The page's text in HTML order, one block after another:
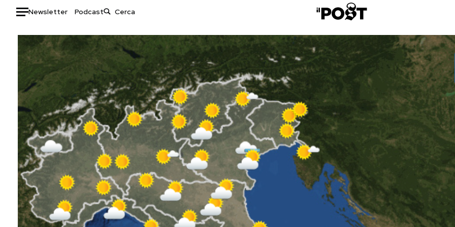
Newsletter Podcast
Auto
HOME
Mondo
Politica
Tecnologia
Internet
Scienza
Cultura
Economia
Sport
Moda
Libri
Consumismi
Storie/Idee
Ok Boomer!
Media
Europa
Altrecose
Mondiali calcio 2026